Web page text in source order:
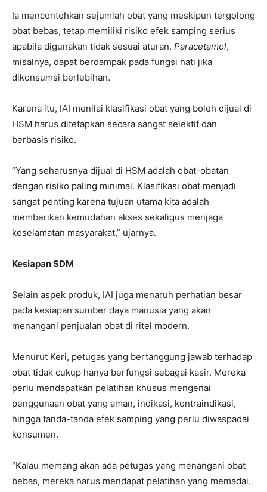
Ia mencontohkan sejumlah obat yang meskipun tergolong
obat bebas, tetap memiliki risiko efek samping serius
apabila digunakan tidak sesuai aturan. Paracetamol,
misalnya, dapat berdampak pada fungsi hati jika
dikonsumsi berlebihan.
Karena itu, IAI menilai klasifikasi obat yang boleh dijual di
HSM harus ditetapkan secara sangat selektif dan
berbasis risiko.
“Yang seharusnya dijual di HSM adalah obat-obatan
dengan risiko paling minimal. Klasifikasi obat menjadi
sangat penting karena tujuan utama kita adalah
memberikan kemudahan akses sekaligus menjaga
keselamatan masyarakat,” ujarnya.
Kesiapan SDM
Selain aspek produk, IAI juga menaruh perhatian besar
pada kesiapan sumber daya manusia yang akan
menangani penjualan obat di ritel modern.
Menurut Keri, petugas yang bertanggung jawab terhadap
obat tidak cukup hanya berfungsi sebagai kasir. Mereka
perlu mendapatkan pelatihan khusus mengenai
penggunaan obat yang aman, indikasi, kontraindikasi,
hingga tanda-tanda efek samping yang perlu diwaspadai
konsumen.
“Kalau memang akan ada petugas yang menangani obat
bebas, mereka harus mendapat pelatihan yang memadai.